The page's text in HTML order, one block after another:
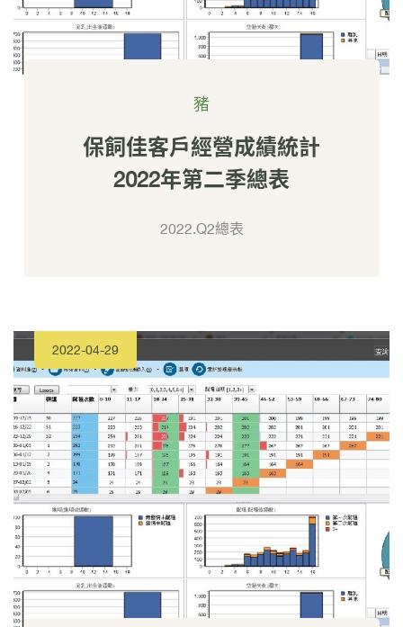
豬
保飼佳客戶經營成績統計
2022年第二季總表
2022.Q2總表
2022-04-29